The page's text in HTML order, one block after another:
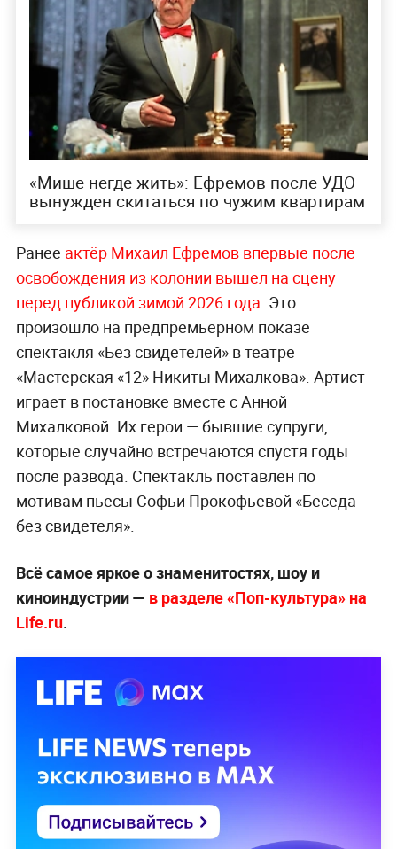
«Мише негде жить»: Ефремов после УДО
вынужден скитаться по чужим квартирам
Ранее актёр Михаил Ефремов впервые после
освобождения из колонии вышел на сцену
перед публикой зимой 2026 года. Это
произошло на предпремьерном показе
спектакля «Без свидетелей» в театре
«Мастерская «12» Никиты Михалкова». Артист
играет в постановке вместе с Анной
Михалковой. Их герои — бывшие супруги,
которые случайно встречаются спустя годы
после развода. Спектакль поставлен по
мотивам пьесы Софьи Прокофьевой «Беседа
без свидетеля».
Всё самое яркое о знаменитостях, шоу и
киноиндустрии — в разделе «Поп-культура» на
Life.ru.